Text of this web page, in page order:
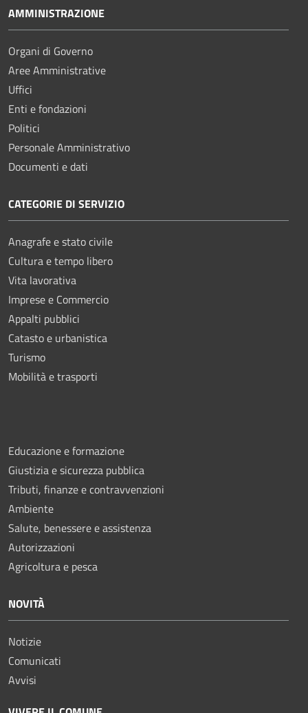
AMMINISTRAZIONE
Organi di Governo
Aree Amministrative
Uffici
Enti e fondazioni
Politici
Personale Amministrativo
Documenti e dati
CATEGORIE DI SERVIZIO
Anagrafe e stato civile
Cultura e tempo libero
Vita lavorativa
Imprese e Commercio
Appalti pubblici
Catasto e urbanistica
Turismo
Mobilità e trasporti
Educazione e formazione
Giustizia e sicurezza pubblica
Tributi, finanze e contravvenzioni
Ambiente
Salute, benessere e assistenza
Autorizzazioni
Agricoltura e pesca
NOVITÀ
Notizie
Comunicati
Avvisi